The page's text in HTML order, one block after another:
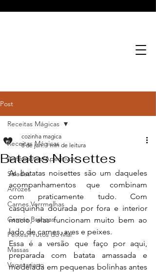
Post
Receitas Mágicas
Antepastos/Aperitivos
Saladas
Arrozes
Carnes Verrmelhas
Carnes Brancas
Peixes/Frutos do Mar
Massas
Vegetariano
Receitas Mágicas
Batatas Noisettes
cozinha magica
8 de jun. 1 min de leitura
As batatas noisettes são um daqueles
acompanhamentos que combinam
com praticamente tudo. Com
casquinha dourada por fora e interior
macio, elas funcionam muito bem ao
lado de carnes, aves e peixes.
Essa é a versão que faço por aqui,
preparada com batata amassada e
modelada em pequenas bolinhas antes